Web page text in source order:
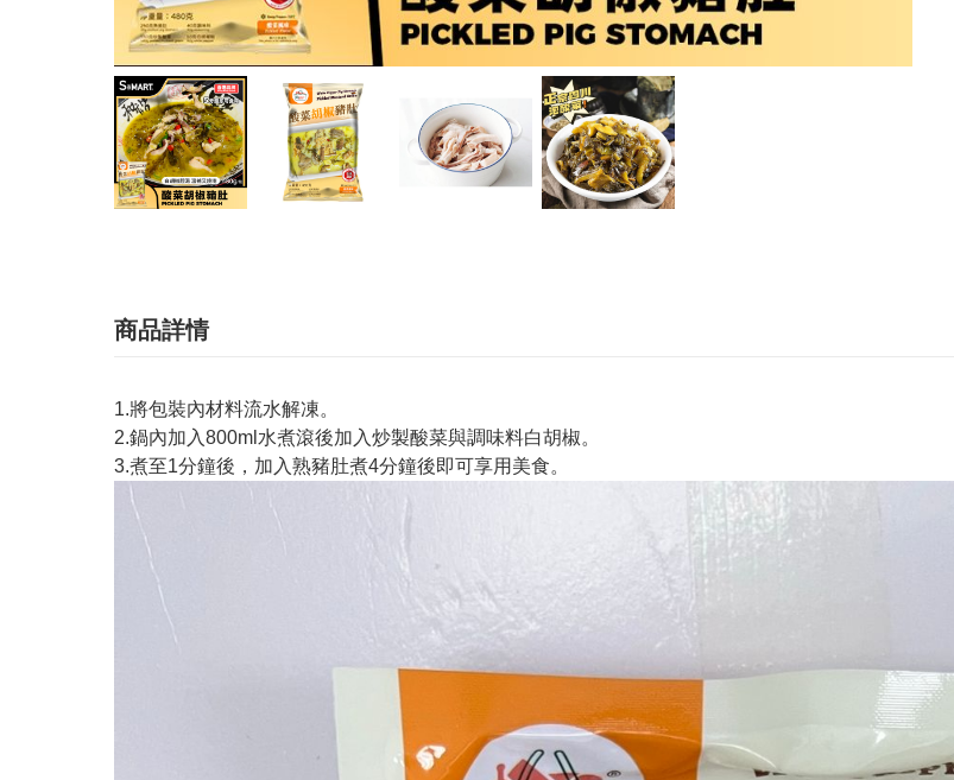
商品詳情
1.將包裝內材料流水解凍。
2.鍋內加入800ml水煮滾後加入炒製酸菜與調味料白胡椒。
3.煮至1分鐘後，加入熟豬肚煮4分鐘後即可享用美食。